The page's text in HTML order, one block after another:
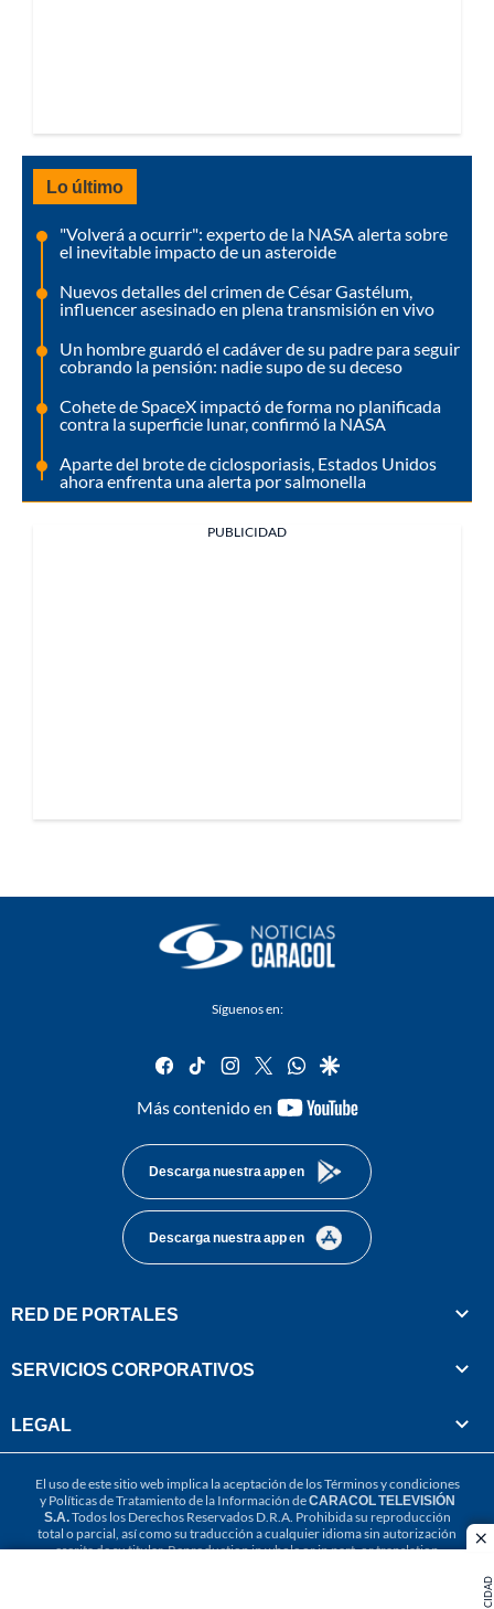
Lo último
"Volverá a ocurrir": experto de la NASA alerta sobre
el inevitable impacto de un asteroide
Nuevos detalles del crimen de César Gastélum,
influencer asesinado en plena transmisión en vivo
Un hombre guardó el cadáver de su padre para seguir
cobrando la pensión: nadie supo de su deceso
Cohete de SpaceX impactó de forma no planificada
contra la superficie lunar, confirmó la NASA
Aparte del brote de ciclosporiasis, Estados Unidos
ahora enfrenta una alerta por salmonella
PUBLICIDAD
Síguenos en:
facebook
tiktok instagram
twitterwhatsapp
google
Más contenido en
youtube-
Descarga nuestra app en
Descarga nuestra app en
RED DE PORTALES
SERVICIOS CORPORATIVOS
LEGAL
El uso de este sitio web implica la aceptación de losTérminos y condiciones
y Políticas de Tratamiento de la Información deCARACOL TELEVISIÓN
S.A.Todos los Derechos Reservados D.R.A. Prohibida su reproducción
total o parcial, así como su traducción a cualquier idioma sin autorización
escrita de su titular. Reproduction in whole or in part, or translation